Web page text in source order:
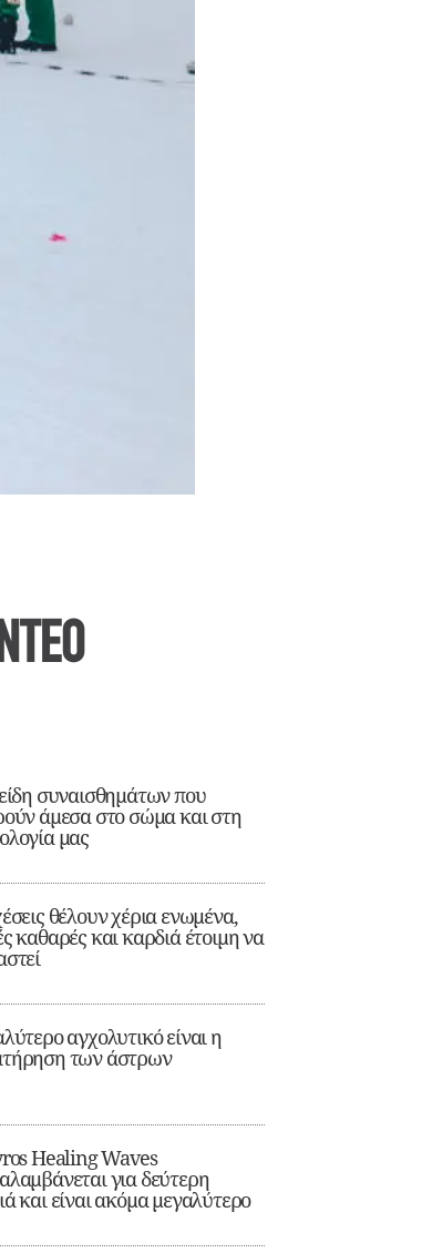
συναισθημάτων που
άμεσα στο σώμα και στη
μας
θέλουν χέρια ενωμένα,
καθαρές και καρδιά έτοιμη να
αγχολυτικό είναι η
των άστρων
Healing Waves
για δεύτερη
και είναι ακόμα μεγαλύτερο